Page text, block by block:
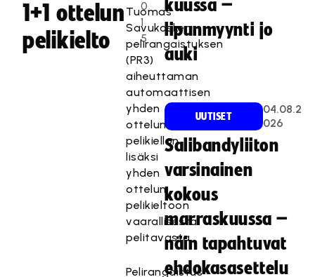
1+1 ottelun
pelikielto
0
1
5
Tuomas
Savukosken
pelirangaistuksen
(PR3)
aiheuttaman
automaattisen
yhden
ottelun
pelikiellon
lisäksi
yhden
ottelun
pelikieltoon
vaarallisesta
pelitavasta.
Pelirangaistus
kuussa –
lipunmyynti jo
auki
UUTISET
04.08.2
026
Salibandyliiton
varsinainen
kokous
marraskuussa –
näin tapahtuvat
ehdokasasettelu